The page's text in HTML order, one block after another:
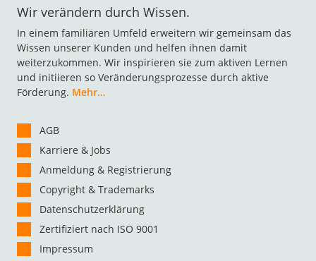
Wir verändern durch Wissen.
In einem familiären Umfeld erweitern wir gemeinsam das
Wissen unserer Kunden und helfen ihnen damit
weiterzukommen. Wir inspirieren sie zum aktiven Lernen
und initiieren so Veränderungsprozesse durch aktive
Förderung. Mehr…
AGB
Karriere & Jobs
Anmeldung & Registrierung
Copyright & Trademarks
Datenschutzerklärung
Zertifiziert nach ISO 9001
Impressum